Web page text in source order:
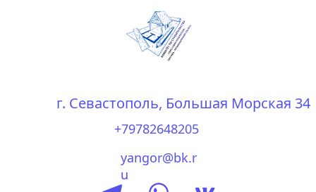
+79782648205
yangor@bk.r
u
г. Севастополь, Большая Морская 34